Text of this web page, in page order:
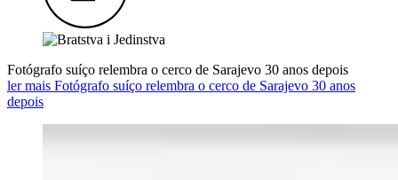
Fotógrafo suíço relembra o cerco de Sarajevo 30 anos depois
ler mais Fotógrafo suíço relembra o cerco de Sarajevo 30 anos
depois